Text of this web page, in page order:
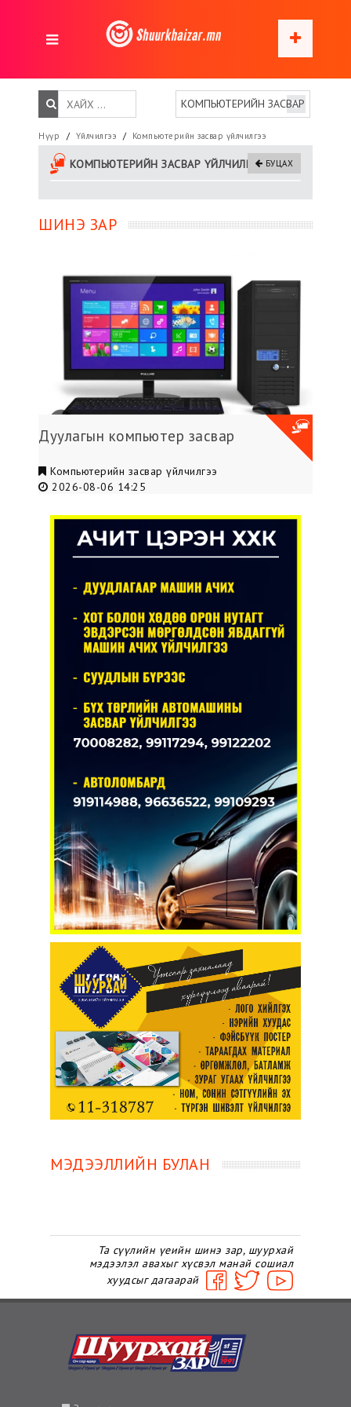
Нүүр Үйлчилгээ Компьютерийн засвар үйлчилгээ
КОМПЬЮТЕРИЙН ЗАСВАР ҮЙЛЧИЛГЭЭ (1)
БУЦАХ
ШИНЭ ЗАР
Дуулагын компьютер засвар
Компьютерийн засвар үйлчилгээ
2026-08-06 14:25
МЭДЭЭЛЛИЙН БУЛАН
Та сүүлийн үеийн шинэ зар, шуурхай
мэдээлэл авахыг хүсвэл манай сошиал
хуудсыг дагаарай